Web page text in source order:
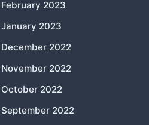
February 2023
January 2023
December 2022
November 2022
October 2022
September 2022